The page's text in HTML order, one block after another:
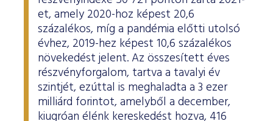
et, amely 2020-hoz képest 20,6
százalékos, míg a pandémia előtti utolsó
évhez, 2019-hez képest 10,6 százalékos
növekedést jelent. Az összesített éves
részvényforgalom, tartva a tavalyi év
szintjét, ezúttal is meghaladta a 3 ezer
milliárd forintot, amelyből a december,
kiugróan élénk kereskedést hozva, 416